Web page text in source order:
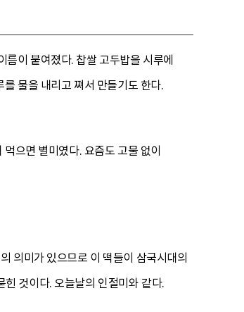
이 붙여졌다. 찹쌀 고두밥을 시루에
물을 내리고 쪄서 만들기도 한다.
으면 별미였다. 요즘도 고물 없이
의미가 있으므로 이 떡들이 삼국시대의
것이다. 오늘날의 인절미와 같다.